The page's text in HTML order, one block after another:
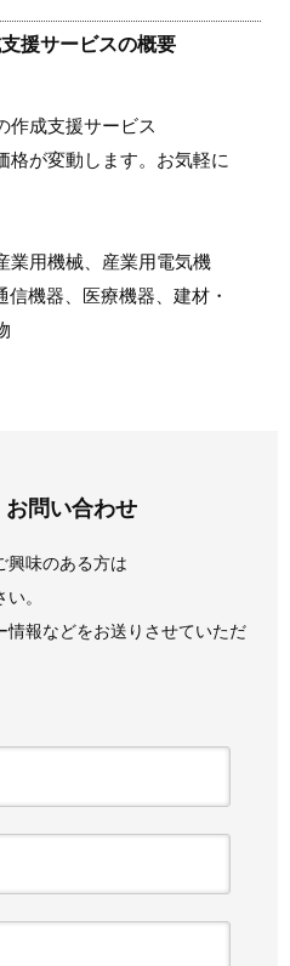
援サービスの概要
作成支援サービス
格が変動します。お気軽に
業用機械、産業用電気機
機器、医療機器、建材・
お問い合わせ
興味のある方は
。
情報などをお送りさせていただ